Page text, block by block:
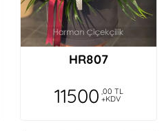
HR807
11500 ,00 TL
+KDV